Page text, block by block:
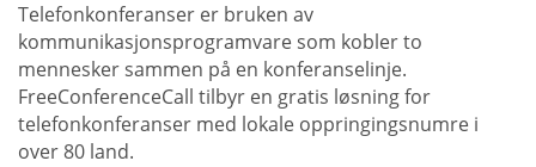
Telefonkonferanser er bruken av
kommunikasjonsprogramvare som kobler to
mennesker sammen på en konferanselinje.
FreeConferenceCall tilbyr en gratis løsning for
telefonkonferanser med lokale oppringingsnumre i
over 80 land.